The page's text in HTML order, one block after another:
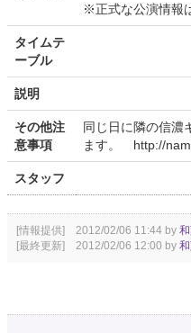
※正式な公演情報
タイムテ
ーブル
説明
その他注
意事項
同じ日に隣の信濃
ます。 http://
スタッフ
[情報提供] 2012/02/06 11:44 by
[最終更新] 2012/02/06 12:00 by